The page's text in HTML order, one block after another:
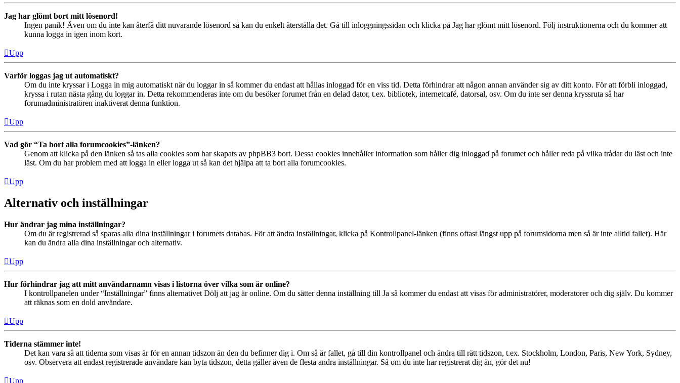
Jag har glömt bort mitt lösenord!
Ingen panik! Även om du inte kan återfå ditt nuvarande lösenord så kan du enkelt återställa det. Gå till inloggningssidan och klicka på Jag har glömt mitt lösenord. Följ instruktionerna och du kommer att
kunna logga in igen inom kort.
Upp
Varför loggas jag ut automatiskt?
Om du inte kryssar i Logga in mig automatiskt när du loggar in så kommer du endast att hållas inloggad för en viss tid. Detta förhindrar att någon annan använder sig av ditt konto. För att förbli inloggad,
kryssa i rutan nästa gång du loggar in. Detta rekommenderas inte om du besöker forumet från en delad dator, t.ex. bibliotek, internetcafé, datorsal, osv. Om du inte ser denna kryssruta så har
forumadministratören inaktiverat denna funktion.
Upp
Vad gör “Ta bort alla forumcookies”-länken?
Genom att klicka på den länken så tas alla cookies som har skapats av phpBB3 bort. Dessa cookies innehåller information som håller dig inloggad på forumet och håller reda på vilka trådar du läst och inte
läst. Om du har problem med att logga in eller logga ut så kan det hjälpa att ta bort alla forumcookies.
Upp
Alternativ och inställningar
Hur ändrar jag mina inställningar?
Om du är registrerad så sparas alla dina inställningar i forumets databas. För att ändra inställningar, klicka på Kontrollpanel-länken (finns oftast längst upp på forumsidorna men så är inte alltid fallet). Här
kan du ändra alla dina inställningar och alternativ.
Upp
Hur förhindrar jag att mitt användarnamn visas i listorna över vilka som är online?
I kontrollpanelen under “Inställningar” finns alternativet Dölj att jag är online. Om du sätter denna inställning till Ja så kommer du endast att visas för administratörer, moderatorer och dig själv. Du kommer
att räknas som en dold användare.
Upp
Tiderna stämmer inte!
Det kan vara så att tiderna som visas är för en annan tidszon än den du befinner dig i. Om så är fallet, gå till din kontrollpanel och ändra till rätt tidszon, t.ex. Stockholm, London, Paris, New York, Sydney,
osv. Observera att endast registrerade användare kan byta tidszon, detta gäller även de flesta andra inställningar. Så om du inte har registrerat dig än, gör det nu!
Upp